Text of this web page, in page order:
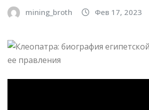
mining_broth Фев 17, 2023